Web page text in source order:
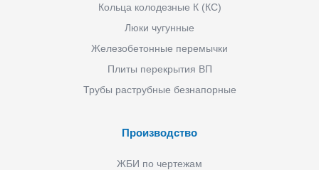
Кольца колодезные К (КС)
Люки чугунные
Железобетонные перемычки
Плиты перекрытия ВП
Трубы раструбные безнапорные
Производство
ЖБИ по чертежам